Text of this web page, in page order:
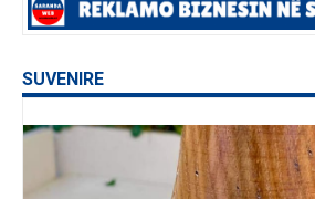
SUVENIRE